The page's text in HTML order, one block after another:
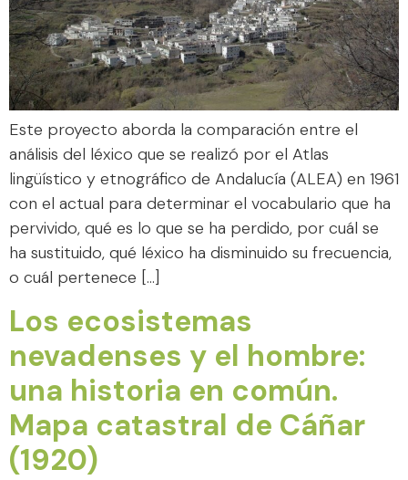
Este proyecto aborda la comparación entre el
análisis del léxico que se realizó por el Atlas
lingüístico y etnográfico de Andalucía (ALEA) en 1961
con el actual para determinar el vocabulario que ha
pervivido, qué es lo que se ha perdido, por cuál se
ha sustituido, qué léxico ha disminuido su frecuencia,
o cuál pertenece […]
Los ecosistemas
nevadenses y el hombre:
una historia en común.
Mapa catastral de Cáñar
(1920)